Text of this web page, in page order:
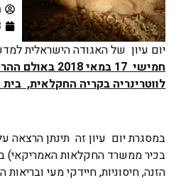
יום עיון של האגודה הישראלית
חמישי 17 במאי
לווטרינריה בקריה החקלאית, בית
במסגרת יום עיון זה תינתן הרצאה
בכיר ממשרד החקלאות האמריקאי)
הזנה, חיסוניות, חיידקי מעי ובריאות